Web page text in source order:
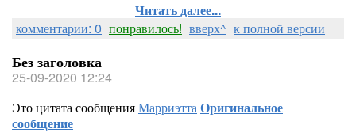
Читать далее...
комментарии: 0 понравилось! вверх^ к полной версии
Без заголовка
25-09-2020 12:24
Это цитата сообщенияМарриэттаОригинальное
сообщение